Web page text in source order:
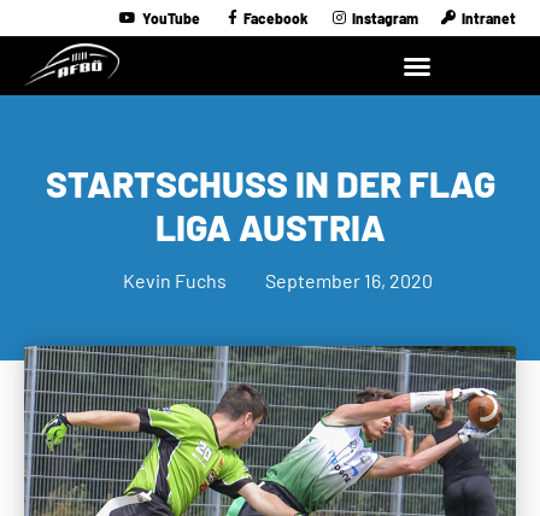
YouTube Facebook Instagram Intranet
STARTSCHUSS IN DER FLAG
LIGA AUSTRIA
Kevin Fuchs September 16, 2020